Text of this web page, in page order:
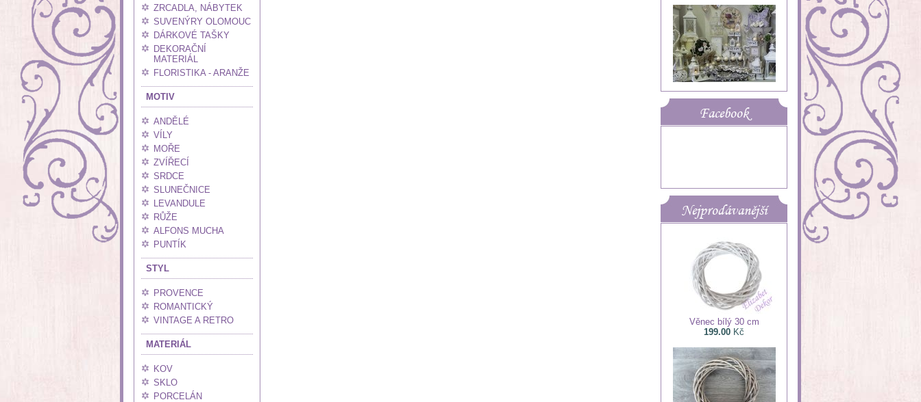
ZRCADLA, NÁBYTEK
SUVENÝRY OLOMOUC
DÁRKOVÉ TAŠKY
DEKORAČNÍ
MATERIÁL
FLORISTIKA - ARANŽE
MOTIV
ANDĚLÉ
VÍLY
MOŘE
ZVÍŘECÍ
SRDCE
SLUNEČNICE
LEVANDULE
RŮŽE
ALFONS MUCHA
PUNTÍK
STYL
PROVENCE
ROMANTICKÝ
VINTAGE A RETRO
MATERIÁL
KOV
SKLO
PORCELÁN
Facebook
Nejprodávanější
Věnec bílý 30 cm
199.00 Kč